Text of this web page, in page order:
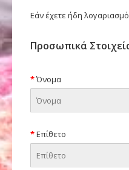
Εάν έχετε ήδη
Προσωπικά
Όνομα
Επίθετο